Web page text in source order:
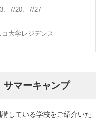
、7/20、7/27
大学レジデンス
サマーキャンプ
している学校をご紹介いた